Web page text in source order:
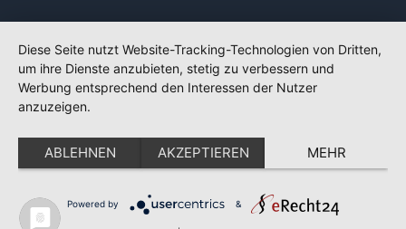
Polska
Português
Nederlands
Svenska
Diese Seite nutzt Website-Tracking-Technologien von Dritten,
um ihre Dienste anzubieten, stetig zu verbessern und
Werbung entsprechend den Interessen der Nutzer
anzuzeigen.
ABLEHNEN AKZEPTIEREN MEHR
Powered by &